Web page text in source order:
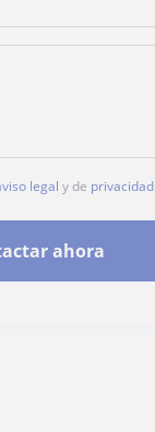
legal y de privacidad
ahora